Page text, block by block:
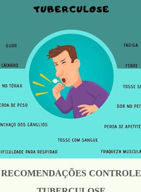
RECOMENDAÇÕES CONTROLE